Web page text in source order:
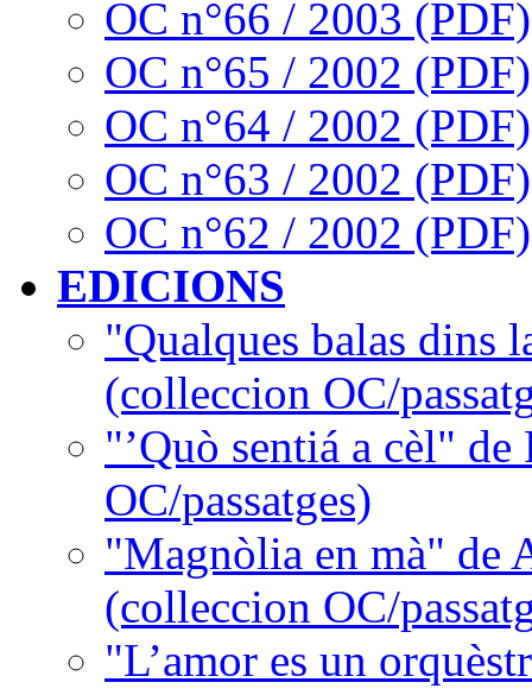
OC n°66 / 2003 (PDF)
OC n°65 / 2002 (PDF)
OC n°64 / 2002 (PDF)
OC n°63 / 2002 (PDF)
OC n°62 / 2002 (PDF)
EDICIONS
"Qualques balas dins
(colleccion OC/
"’Quò sentiá a cèl"
OC/passatges)
"Magnòlia en mà" de
(colleccion OC/
"L’amor es un